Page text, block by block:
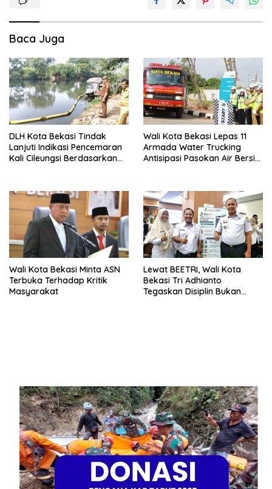
Baca Juga
DLH Kota Bekasi Tindak
Lanjuti Indikasi Pencemaran
Kali Cileungsi Berdasarkan
Wali Kota Bekasi Lepas 11
Armada Water Trucking
Antisipasi Pasokan Air Bersih
Wali Kota Bekasi Minta ASN
Terbuka Terhadap Kritik
Masyarakat
Lewat BEETRI, Wali Kota
Bekasi Tri Adhianto
Tegaskan Disiplin Bukan